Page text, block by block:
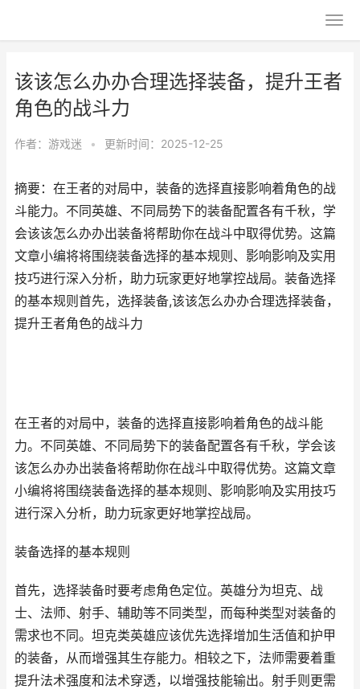
该该怎么办办合理选择装备，提升王者
角色的战斗力
作者： 游戏迷 • 更新时间：2025-12-25
摘要：在王者的对局中，装备的选择直接影响着角色的战
斗能力。不同英雄、不同局势下的装备配置各有千秋，学
会该该怎么办办出装备将帮助你在战斗中取得优势。这篇
文章小编将将围绕装备选择的基本规则、影响影响及实用
技巧进行深入分析，助力玩家更好地掌控战局。装备选择
的基本规则首先，选择装备,该该怎么办办合理选择装备，
提升王者角色的战斗力
在王者的对局中，装备的选择直接影响着角色的战斗能
力。不同英雄、不同局势下的装备配置各有千秋，学会该
该怎么办办出装备将帮助你在战斗中取得优势。这篇文章
小编将将围绕装备选择的基本规则、影响影响及实用技巧
进行深入分析，助力玩家更好地掌控战局。
装备选择的基本规则
首先，选择装备时要考虑角色定位。英雄分为坦克、战
士、法师、射手、辅助等不同类型，而每种类型对装备的
需求也不同。坦克类英雄应该优先选择增加生活值和护甲
的装备，从而增强其生存能力。相较之下，法师需要着重
提升法术强度和法术穿透，以增强技能输出。射手则更需